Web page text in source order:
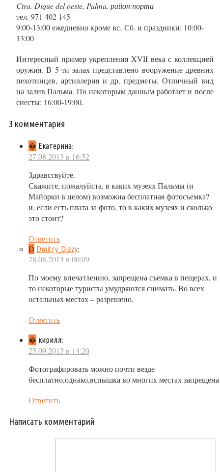
Ctra. Dique del oeste, Palma, район порта
тел. 971 402 145
9:00-13:00 ежедневно кроме вс. Сб. и праздники: 10:00-
13:00
Интересный пример укрепления XVII века с коллекцией
оружия. В 5-ти залах представлено вооружение древних
пехотинцев, артиллерия и др. предметы. Отличный вид
на залив Пальма. По некоторым данным работает и после
сиесты: 16:00-19:00.
3 комментария
� Екатерина:
27.08.2013 в 16:52
Здравствуйте.
Скажите, пожалуйста, в каких музеях Пальмы (и
Майорки в целом) возможна бесплатная фотосъемка?
и, если есть плата за фото, то в каких музеях и сколько
это стоит?
Ответить
D Dmitry_Dizzy:
28.08.2013 в 00:09
По моему впечатлению, запрещена съемка в пещерах, и
то некоторые туристы умудряются снимать. Во всех
остальных местах – разрешено.
Ответить
� кирилл:
25.09.2013 в 14:20
Фотографировать можно почти везде
бесплатно,однако,вспышка во многих местах запрещена
Ответить
Написать комментарий